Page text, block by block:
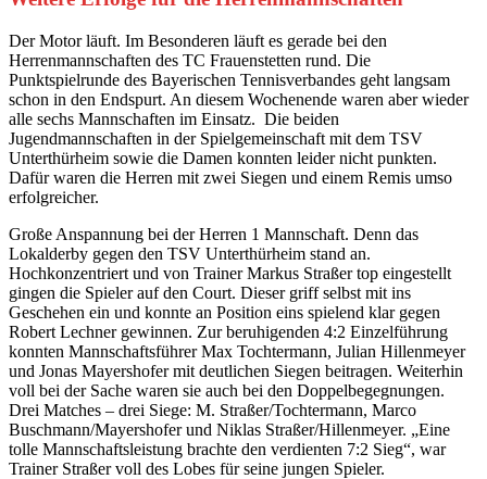
Der Motor läuft. Im Besonderen läuft es gerade bei den
Herrenmannschaften des TC Frauenstetten rund. Die
Punktspielrunde des Bayerischen Tennisverbandes geht langsam
schon in den Endspurt. An diesem Wochenende waren aber wieder
alle sechs Mannschaften im Einsatz. Die beiden
Jugendmannschaften in der Spielgemeinschaft mit dem TSV
Unterthürheim sowie die Damen konnten leider nicht punkten.
Dafür waren die Herren mit zwei Siegen und einem Remis umso
erfolgreicher.
Große Anspannung bei der Herren 1 Mannschaft. Denn das
Lokalderby gegen den TSV Unterthürheim stand an.
Hochkonzentriert und von Trainer Markus Straßer top eingestellt
gingen die Spieler auf den Court. Dieser griff selbst mit ins
Geschehen ein und konnte an Position eins spielend klar gegen
Robert Lechner gewinnen. Zur beruhigenden 4:2 Einzelführung
konnten Mannschaftsführer Max Tochtermann, Julian Hillenmeyer
und Jonas Mayershofer mit deutlichen Siegen beitragen. Weiterhin
voll bei der Sache waren sie auch bei den Doppelbegegnungen.
Drei Matches – drei Siege: M. Straßer/Tochtermann, Marco
Buschmann/Mayershofer und Niklas Straßer/Hillenmeyer. „Eine
tolle Mannschaftsleistung brachte den verdienten 7:2 Sieg“, war
Trainer Straßer voll des Lobes für seine jungen Spieler.